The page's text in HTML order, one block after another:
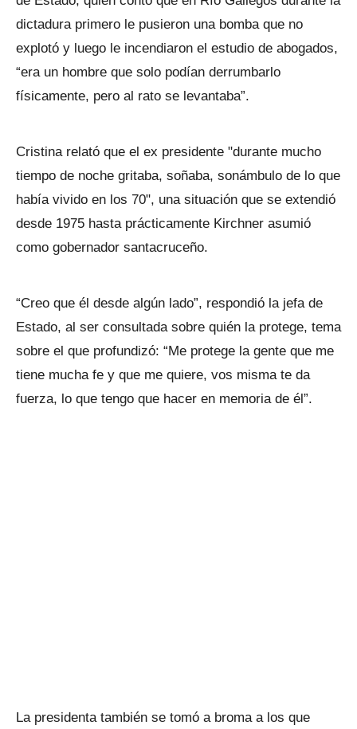
dictadura primero le pusieron una bomba que no
explotó y luego le incendiaron el estudio de abogados,
“era un hombre que solo podían derrumbarlo
físicamente, pero al rato se levantaba”.
Cristina relató que el ex presidente "durante mucho
tiempo de noche gritaba, soñaba, sonámbulo de lo que
había vivido en los 70", una situación que se extendió
desde 1975 hasta prácticamente Kirchner asumió
como gobernador santacruceño.
“Creo que él desde algún lado”, respondió la jefa de
Estado, al ser consultada sobre quién la protege, tema
sobre el que profundizó: “Me protege la gente que me
tiene mucha fe y que me quiere, vos misma te da
fuerza, lo que tengo que hacer en memoria de él”.
La presidenta también se tomó a broma a los que